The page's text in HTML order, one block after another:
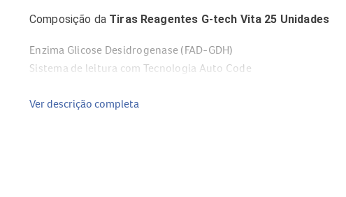
Composição da Tiras Reagentes G-tech Vita 25 Unidades
Enzima Glicose Desidrogenase (FAD-GDH)
Sistema de leitura com Tecnologia Auto Code
Ver descrição completa